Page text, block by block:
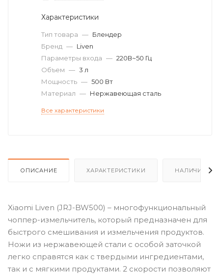
Характеристики
Тип товара — Блендер
Бренд — Liven
Параметры входа — 220В~50 Гц
Объем — 3 л
Мощность — 500 Вт
Материал — Нержавеющая сталь
Все характеристики
ОПИСАНИЕ ХАРАКТЕРИСТИКИ НАЛИЧИЕ
Xiaomi Liven (JRJ-BW500) – многофункциональный
чоппер-измельчитель, который предназначен для
быстрого смешивания и измельчения продуктов.
Ножи из нержавеющей стали с особой заточкой
легко справятся как с твердыми ингредиентами,
так и с мягкими продуктами. 2 скорости позволяют